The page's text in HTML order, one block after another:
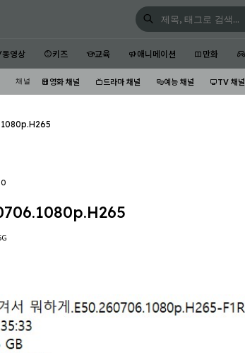
영상 키즈 교육 애니메이션 만화
채널 영화 채널 드라마 채널 예능 채널 TV 채널